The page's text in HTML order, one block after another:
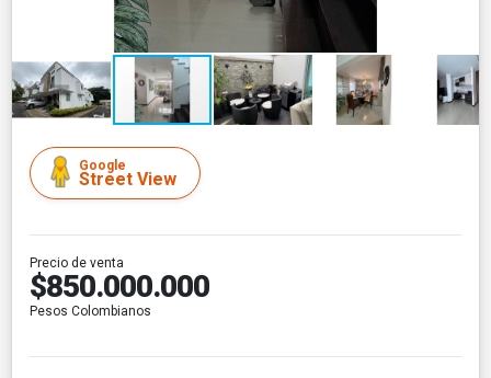
Google
Street View
Precio de venta
$850.000.000
Pesos Colombianos